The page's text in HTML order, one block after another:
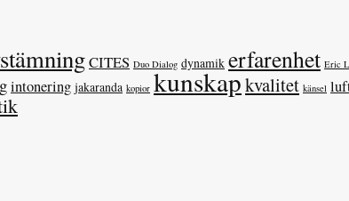
CITES Duo Dialog dynamik erfarenhet Eric
intonering jakaranda kopior kunskapkvalitet känsel